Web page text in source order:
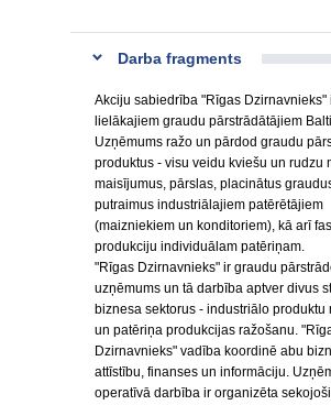
Darba fragments
Akciju sabiedrība "Rīgas Dzirnavnieks"
lielākajiem graudu pārstrādātājiem
Uzņēmums ražo un pārdod graudu
produktus - visu veidu kviešu un rudzu
maisījumus, pārslas, placinātus
putraimus industriālajiem patērētājiem
(maizniekiem un konditoriem), kā arī
produkciju individuālam patēriņam.
"Rīgas Dzirnavnieks" ir graudu
uzņēmums un tā darbība aptver divus
biznesa sektorus - industriālo produktu
un patēriņa produkcijas ražošanu.
Dzirnavnieks" vadība koordinē abu
attīstību, finanses un informāciju.
operatīvā darbība ir organizēta